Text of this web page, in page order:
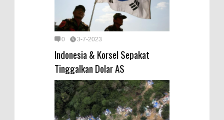
0 3-7-2023
Indonesia & Korsel Sepakat
Tinggalkan Dolar AS